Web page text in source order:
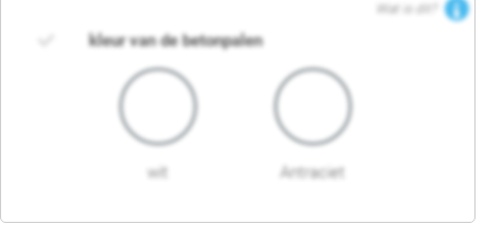
Wat is dit?
kleur van de betonpalen
wit Antraciet